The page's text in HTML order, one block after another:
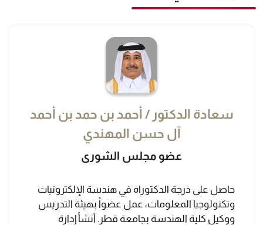
سعادة الدكتور / أحمد بن حمد بن أحمد
آل حسن المهندي
عضو مجلس الشورى
حاصل على درجة الدكتوراه في هندسة الإلكترونيات
وتكنولوجيا المعلومات، عمل عضواً بهيئة التدريس
ووكيل كلية الهندسة بجامعة قطر. أنشأ إدارة